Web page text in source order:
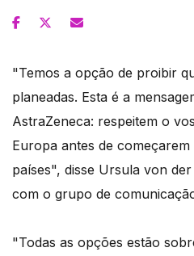
"Temos a opção de proibir
planeadas. Esta é a
AstraZeneca: respeitem o
Europa antes de
países", disse Ursula von
com o grupo de
"Todas as opções estão